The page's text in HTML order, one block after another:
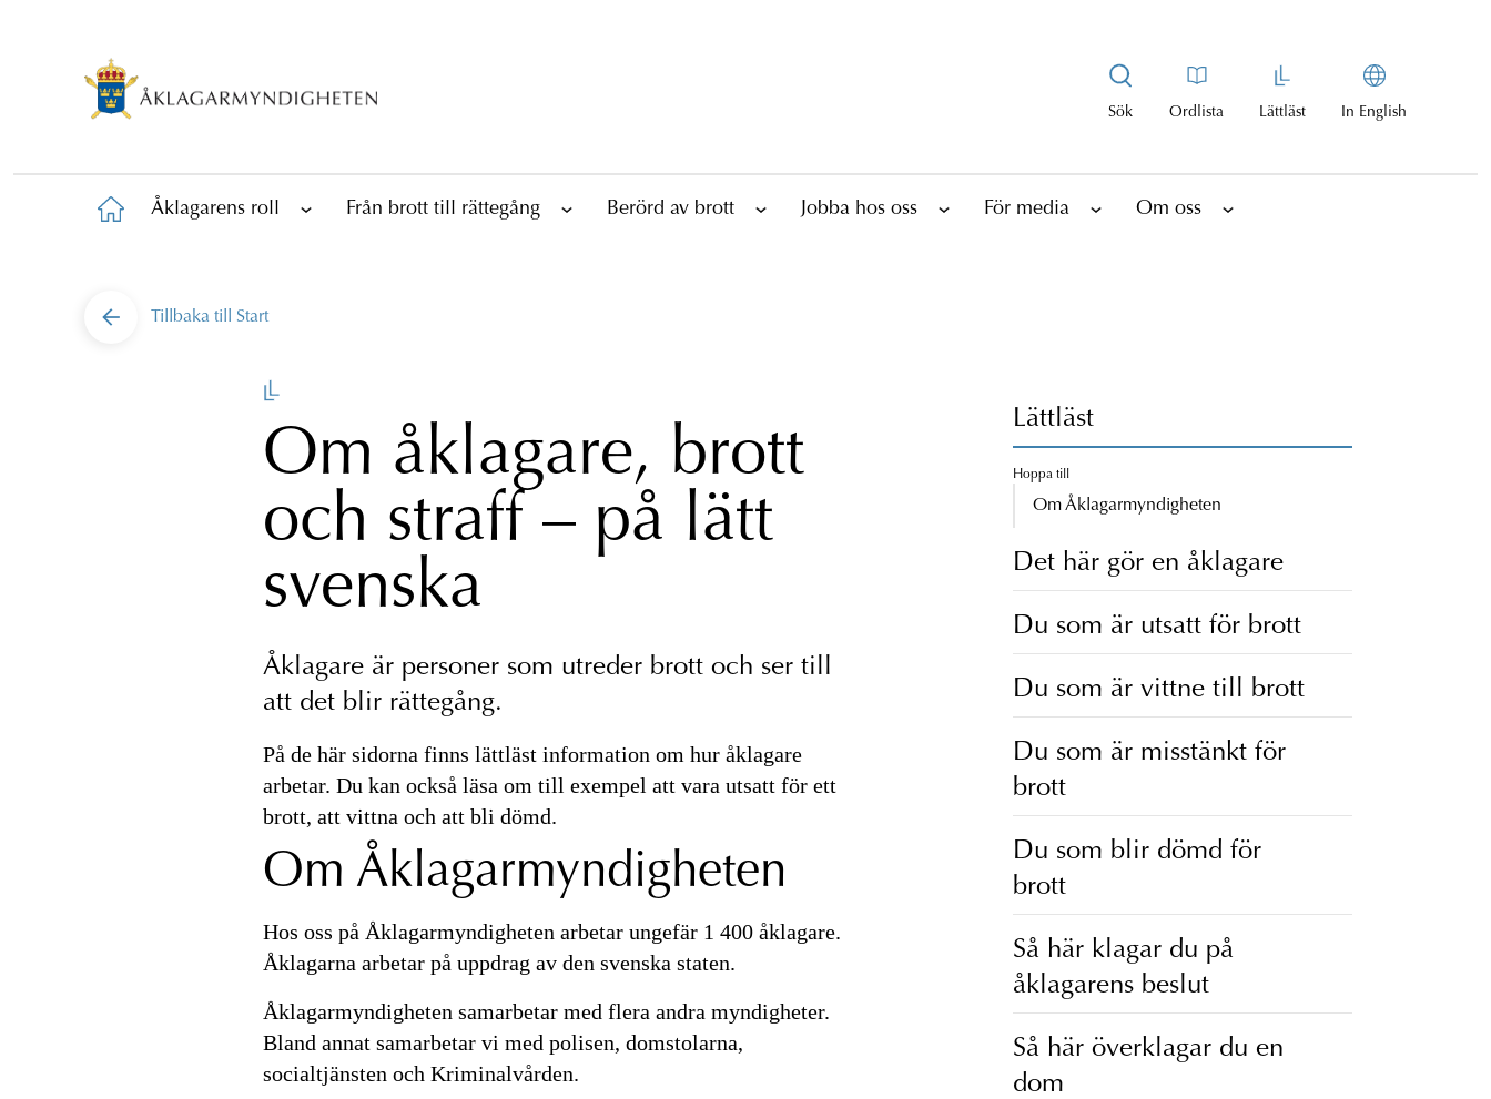
Sök Ordlista Lättläst In English
Åklagarens roll Från brott till rättegång Berörd av brott Jobba hos oss För media Om oss
Tillbaka till Start
Om åklagare, brott
och straff – på lätt
svenska
Åklagare är personer som utreder brott och ser till
att det blir rättegång.
På de här sidorna finns lättläst information om hur åklagare
arbetar. Du kan också läsa om till exempel att vara utsatt för ett
brott, att vittna och att bli dömd.
Om Åklagarmyndigheten
Hos oss på Åklagarmyndigheten arbetar ungefär 1 400 åklagare.
Åklagarna arbetar på uppdrag av den svenska staten.
Åklagarmyndigheten samarbetar med flera andra myndigheter.
Bland annat samarbetar vi med polisen, domstolarna,
socialtjänsten och Kriminalvården.
Lättläst
Hoppa till
Om Åklagarmyndigheten
Det här gör en åklagare
Du som är utsatt för brott
Du som är vittne till brott
Du som är misstänkt för
brott
Du som blir dömd för
brott
Så här klagar du på
åklagarens beslut
Så här överklagar du en
dom